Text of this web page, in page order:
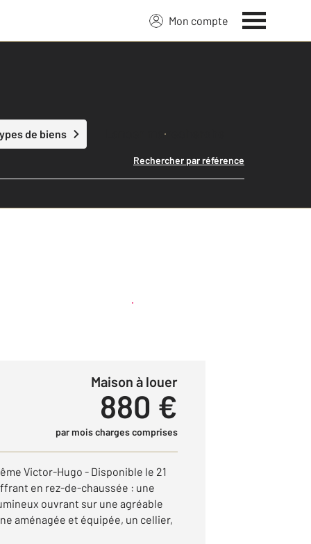
Mon compte
de biens Lancer ma recherche
Rechercher par référence
Créer une alerte
Maison à louer
880 €
par mois charges comprises
Victor-Hugo - Disponible le 21
en rez-de-chaussée : une
ouvrant sur une agréable
aménagée et équipée, un cellier,